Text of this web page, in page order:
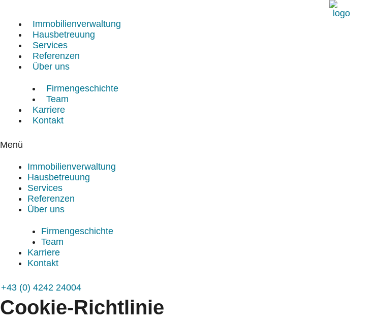
springenImmobilienverwaltung
Hausbetreuung
Services
Referenzen
Über uns
Firmengeschichte
Team
Karriere
Kontakt
Menü
Immobilienverwaltung
Hausbetreuung
Services
Referenzen
Über uns
Firmengeschichte
Team
Karriere
Kontakt
+43 (0) 4242 24004
Cookie-Richtlinie